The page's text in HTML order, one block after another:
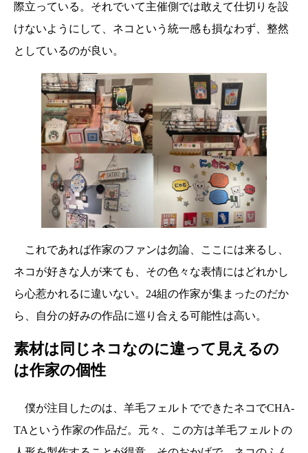
際立っている。それでいて主催側では敢えて仕切りを設
けないようにして、ネコという統一感も損なわず、整然
としているのが良い。
これであれば作家のファンは勿論、ここには来るし、
ネコが好きな人が来ても、その色々な表情にはどれかし
ら心惹かれるに違いない。24組の作家が集まったのだか
ら、自分の好みの作品に巡り合える可能性は高い。
素材は同じネコなのに違って見えるの
は作家の個性
僕が注目したのは、羊毛フェルトでできたネコでCHA-
TAという作家の作品だ。元々、この方は羊毛フェルトの